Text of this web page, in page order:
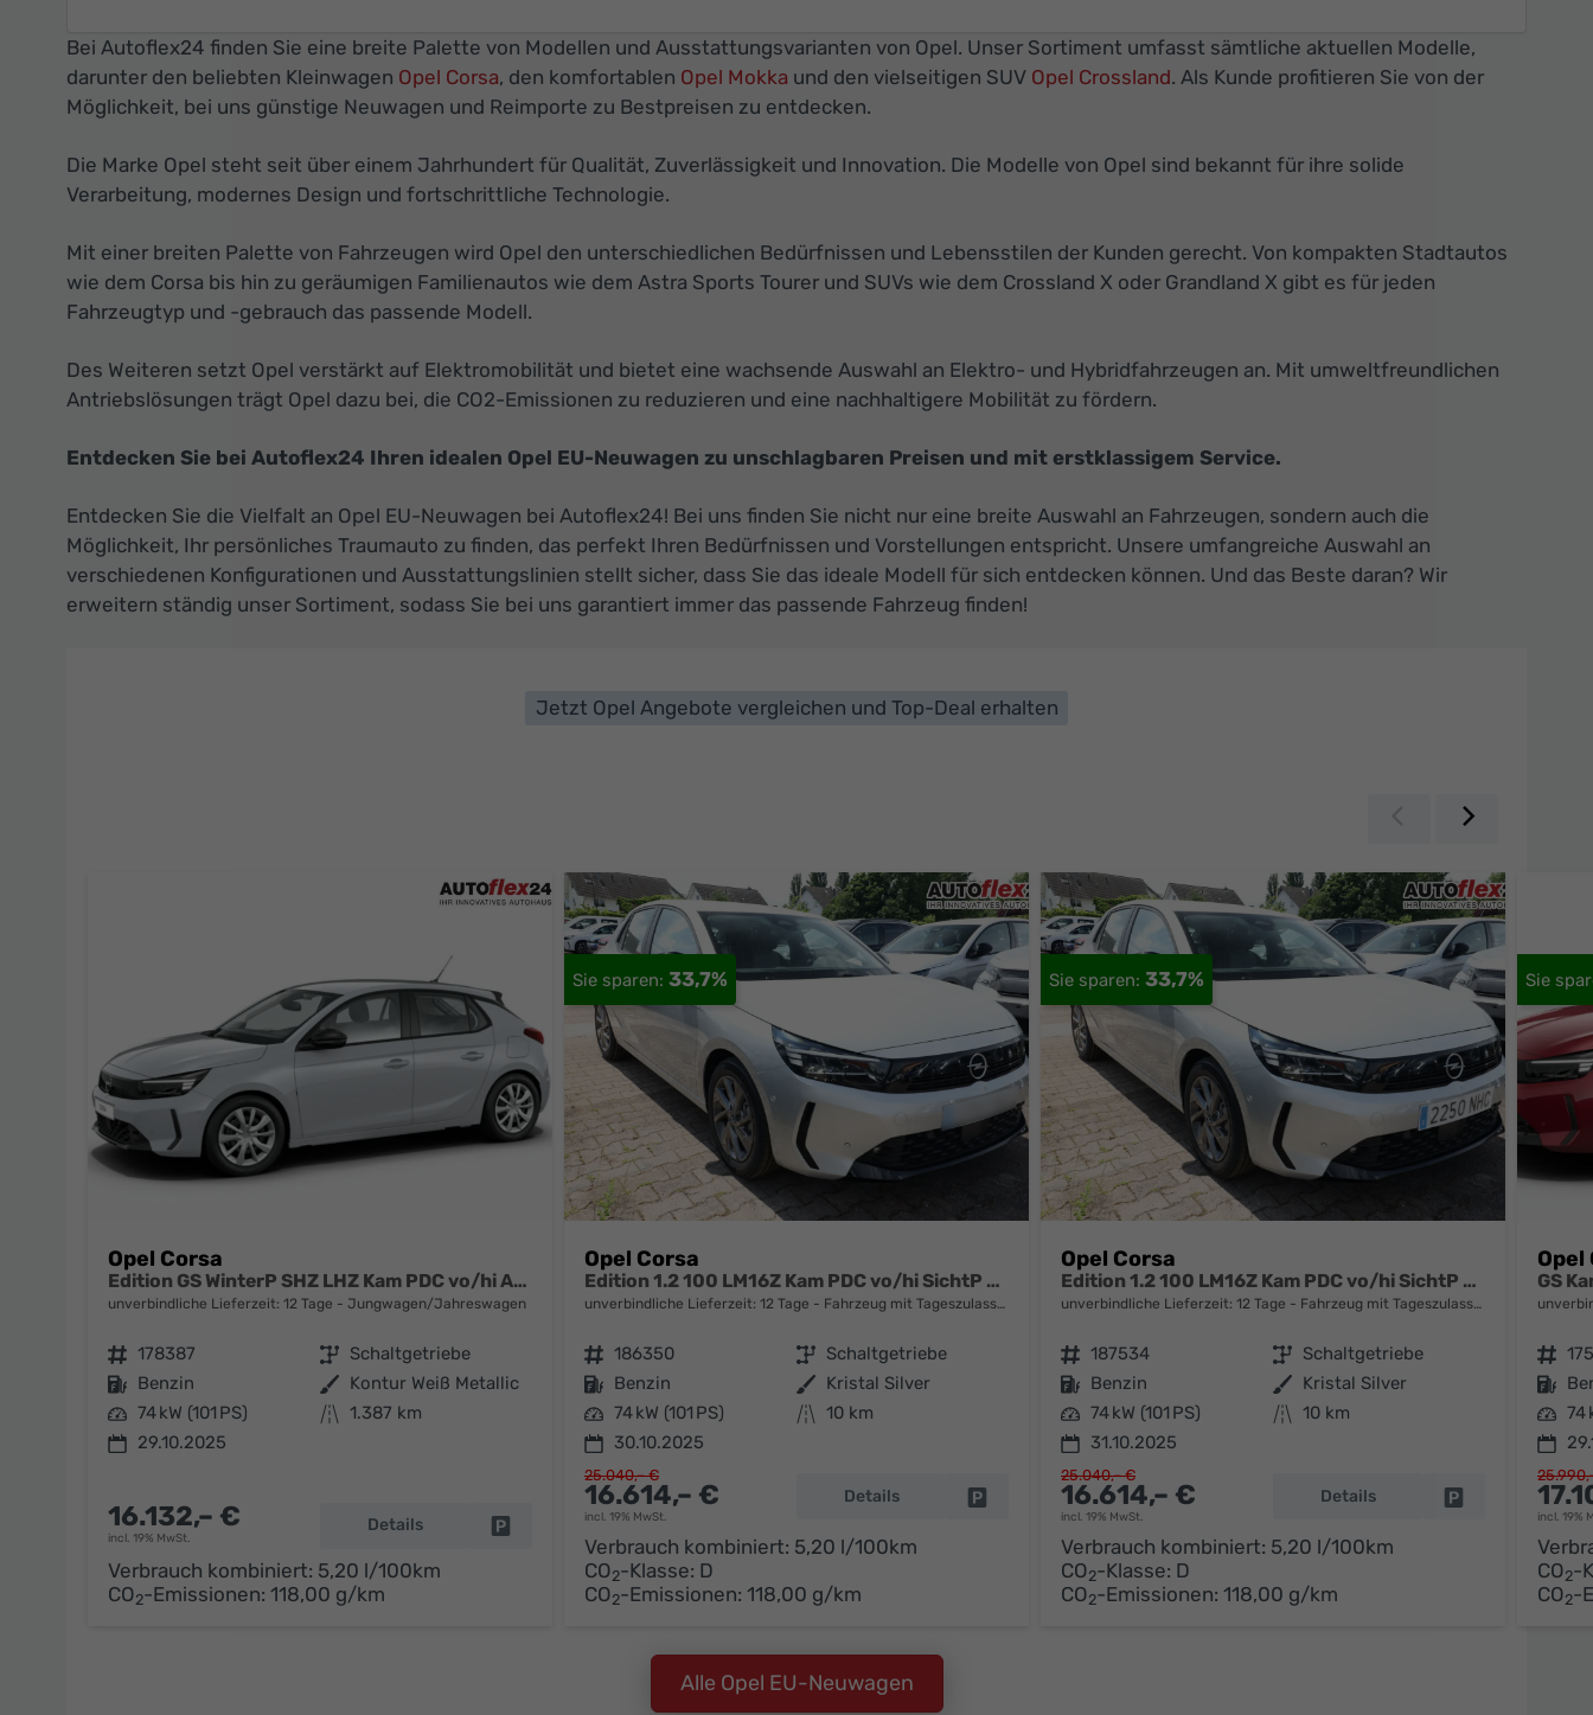
Bei Autoflex24 finden Sie eine breite Palette von Modellen und Ausstattungsvarianten von Opel. Unser Sortiment umfasst sämtliche aktuellen Modelle,
darunter den beliebten Kleinwagen Opel Corsa, den komfortablen Opel Mokka und den vielseitigen SUV Opel Crossland. Als Kunde profitieren Sie von der
Möglichkeit, bei uns günstige Neuwagen und Reimporte zu Bestpreisen zu entdecken.
Die Marke Opel steht seit über einem Jahrhundert für Qualität, Zuverlässigkeit und Innovation. Die Modelle von Opel sind bekannt für ihre solide
Verarbeitung, modernes Design und fortschrittliche Technologie.
Mit einer breiten Palette von Fahrzeugen wird Opel den unterschiedlichen Bedürfnissen und Lebensstilen der Kunden gerecht. Von kompakten Stadtautos
wie dem Corsa bis hin zu geräumigen Familienautos wie dem Astra Sports Tourer und SUVs wie dem Crossland X oder Grandland X gibt es für jeden
Fahrzeugtyp und -gebrauch das passende Modell.
Des Weiteren setzt Opel verstärkt auf Elektromobilität und bietet eine wachsende Auswahl an Elektro- und Hybridfahrzeugen an. Mit umweltfreundlichen
Antriebslösungen trägt Opel dazu bei, die CO2-Emissionen zu reduzieren und eine nachhaltigere Mobilität zu fördern.
Entdecken Sie bei Autoflex24 Ihren idealen Opel EU-Neuwagen zu unschlagbaren Preisen und mit erstklassigem Service.
Entdecken Sie die Vielfalt an Opel EU-Neuwagen bei Autoflex24! Bei uns finden Sie nicht nur eine breite Auswahl an Fahrzeugen, sondern auch die
Möglichkeit, Ihr persönliches Traumauto zu finden, das perfekt Ihren Bedürfnissen und Vorstellungen entspricht. Unsere umfangreiche Auswahl an
verschiedenen Konfigurationen und Ausstattungslinien stellt sicher, dass Sie das ideale Modell für sich entdecken können. Und das Beste daran? Wir
erweitern ständig unser Sortiment, sodass Sie bei uns garantiert immer das passende Fahrzeug finden!
Jetzt Opel Angebote vergleichen und Top-Deal erhalten
Zurück
Opel Corsa
Edition GS WinterP SHZ LHZ Kam PDC vo/hi AppC Totw
unverbindliche Lieferzeit: 12 Tage Jungwagen/Jahreswagen
Fahrzeugnr. 178387 Getriebe Schaltgetriebe
Kraftstoff Benzin Außenfarbe Kontur Weiß Metallic
Leistung 74 kW (101 PS) Kilometerstand 1.387 km
29.10.2025
16.132,– €
incl. 19% MwSt.
Details Fahrzeug parken
Verbrauch kombiniert: 5,20 l/100km
CO2-Emissionen: 118,00 g/km
33,7%
Opel Corsa
Edition 1.2 100 LM16Z Kam PDC vo/hi SichtP Temp
unverbindliche Lieferzeit: 12 Tage Fahrzeug mit Tageszulassung
Fahrzeugnr. 186350 Getriebe Schaltgetriebe
Kraftstoff Benzin Außenfarbe Kristal Silver
Leistung 74 kW (101 PS) Kilometerstand 10 km
30.10.2025
16.614,– €
incl. 19% MwSt.
25.040,– €
Details Fahrzeug parken
Verbrauch kombiniert: 5,20 l/100km
CO2-Klasse: D
CO2-Emissionen: 118,00 g/km
33,7%
Opel Corsa
Edition 1.2 100 LM16Z Kam PDC vo/hi SichtP Temp
unverbindliche Lieferzeit: 12 Tage Fahrzeug mit Tageszulassung
Fahrzeugnr. 187534 Getriebe Schaltgetriebe
Kraftstoff Benzin Außenfarbe Kristal Silver
Leistung 74 kW (101 PS) Kilometerstand 10 km
31.10.2025
16.614,– €
incl. 19% MwSt.
25.040,– €
Details Fahrzeug parken
Verbrauch kombiniert: 5,20 l/100km
CO2-Klasse: D
CO2-Emissionen: 118,00 g/km
Opel
GS
Fahrzeugnr.
Kraftstoff
Leistung 74
incl. 19%
CO2-
CO2-
Alle Opel EU-Neuwagen